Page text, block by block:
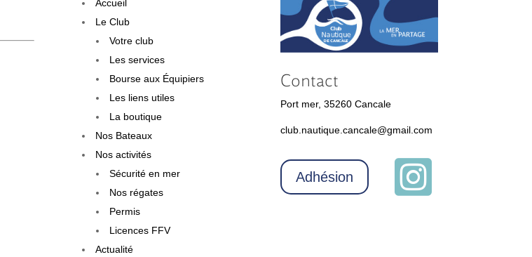
Accueil
Le Club
Votre club
Les services
Bourse aux Équipiers
Les liens utiles
La boutique
Nos Bateaux
Nos activités
Sécurité en mer
Nos régates
Permis
Licences FFV
Actualité
Contact
Port mer, 35260 Cancale
club.nautique.cancale@gmail.com
Adhésion 